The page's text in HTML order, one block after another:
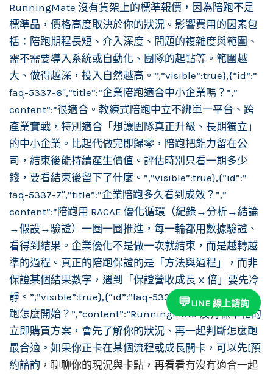
RunningMate 沒有貨架上的標準報價，因為陪跑不是
標準品，價格高度取決於你的狀況。影響費用的因素包
括：陪跑期程長短、介入深度、問題的複雜度與範圍、
需不需要導入系統或自動化、團隊的起點等。範圍越
大、做得越深，投入自然越高。”,”visible”:true},{“id”:”
faq-5337-6″,”title”:”企業陪跑適合中小企業嗎？”,”
content”:”很適合。教練式陪跑中立不綁單一平台、跨
產業實戰，特別適合「想讓團隊真正升級、長期獨立」
的中小企業。比起代做完即歸零，陪跑把能力留在公
司，結束後能持續產生價值。評估時別只看一期多少
錢，要看結束後留下了什麼。”,”visible”:true},{“id”:”
faq-5337-7″,”title”:”企業陪跑多久看到成效？”,”
content”:”陪跑用 RACAE 優化循環（紀錄→分析→結論
→假設→驗證）一圈一圈推進，每一輪都用數據驗證、
看得到結果。企業優化不是做一次就結束，而是越轉越
準的過程。真正的陪跑保證的是「方法與過程」，而非
保證某個結果數字，遇到「保證營收成長 X 倍」要先冷
靜。”,”visible”:true},{“id”:”faq-5337-8″,”title”:”企業陪
跑怎麼開始？”,”content”:”RunningMate 沒有標準化的
立即購買方案，會先了解你的狀況、再一起判斷怎麼跑
最合適。如果你正卡在某個流程或成長關卡，可以先[預
約諮詢 ，聊聊你的現況與卡點，再看看有沒有適合一起
💬LINE 線上諮詢